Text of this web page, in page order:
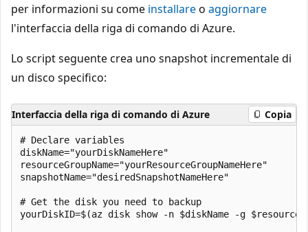
per informazioni su come installareo aggiornare
l'interfaccia della riga di comando di Azure.
Lo script seguente crea uno snapshot incrementale di
un disco specifico:
Interfaccia della riga di comando di Azure Copia
# Declare variables
diskName="yourDiskNameHere"
resourceGroupName="yourResourceGroupNameHere"
snapshotName="desiredSnapshotNameHere"
# Get the disk you need to backup
yourDiskID=$(az disk show -n $diskName -g